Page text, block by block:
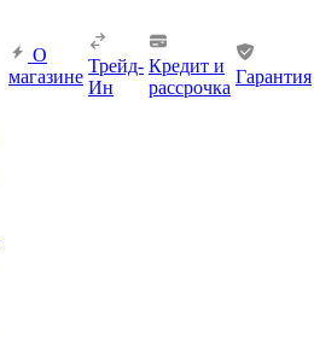
О
магазине
Трейд-
Ин
Кредит и
рассрочка
Гарантия